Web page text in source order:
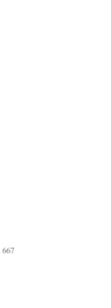
667